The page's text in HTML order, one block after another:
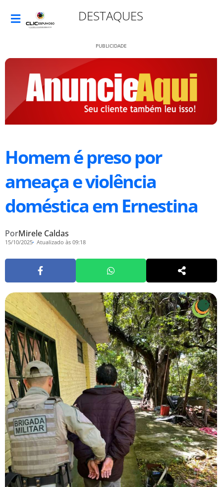
DESTAQUES
PUBLICIDADE
Homem é preso por
ameaça e violência
doméstica em Ernestina
PorMirele Caldas
15/10/2025 Atualizado às 09:18